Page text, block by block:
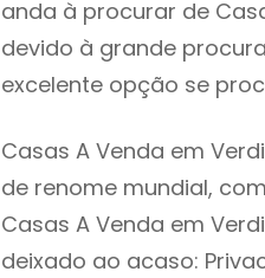
anda à procurar de
devido à grande
excelente opção se
Casas A Venda em
de renome mundial,
Casas A Venda em
deixado ao acaso: